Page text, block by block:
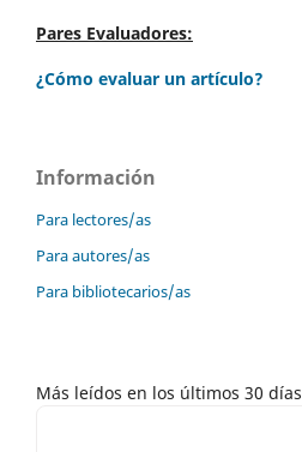
Pares Evaluadores:
¿Cómo evaluar un artículo?
Información
Para lectores/as
Para autores/as
Para bibliotecarios/as
Más leídos en los últimos 30 días